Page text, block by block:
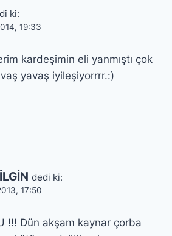
ki:
19:33
kardeşimin eli yanmıştı çok
yavaş iyileşiyorrrr.:)
dedi ki:
17:50
!!! Dün akşam kaynar çorba